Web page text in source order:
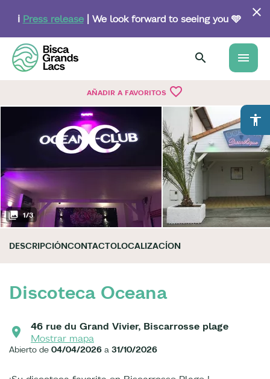
content
ℹ️ Press release| We look forward to seeing you 🩵
menu
AÑADIR A FAVORITOS favorite_border
accessibility
1/3
DESCRIPCIÓNCONTACTOLOCALIZACÍON
Discoteca Oceana
46 rue du Grand Vivier, Biscarrosse plage
Mostrar mapa
Abierto de 04/04/2026 a 31/10/2026